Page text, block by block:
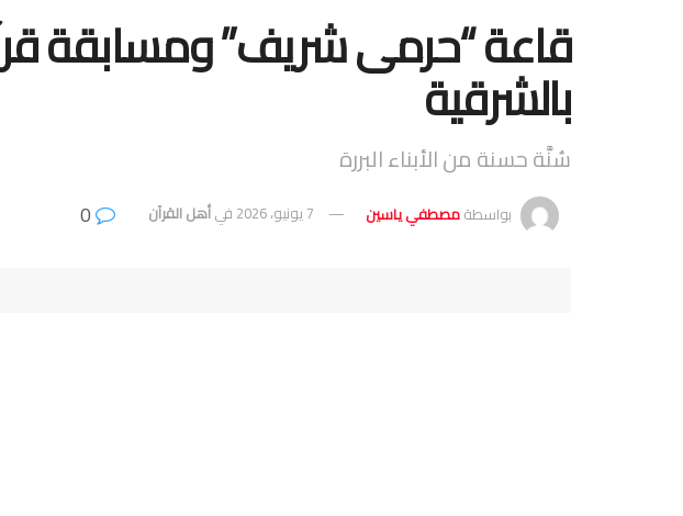
قاعة “حرمى شريف” ومسابقة
بالشرقية
سُنَّة حسنة من الأبناء البررة
بواسطةمصطفي ياسين 7 يونيو، 2026 فيأهل القرآن